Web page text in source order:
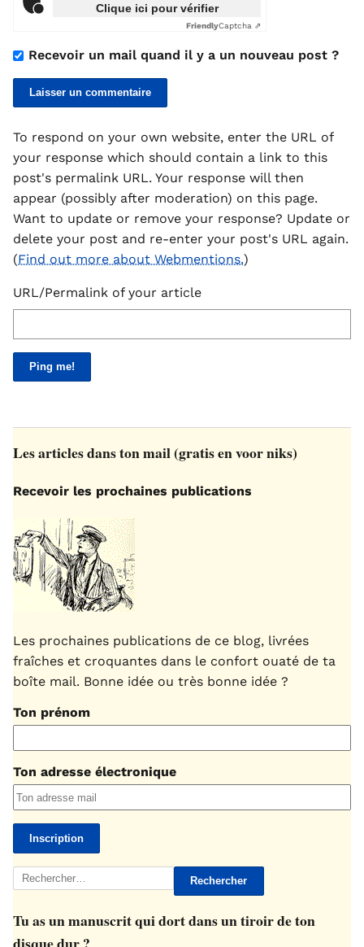
Clique ici pour vérifier
FriendlyCaptcha ⇗
Recevoir un mail quand il y a un nouveau post ?
To respond on your own website, enter the URL of
your response which should contain a link to this
post's permalink URL. Your response will then
appear (possibly after moderation) on this page.
Want to update or remove your response? Update or
delete your post and re-enter your post's URL again.
(Find out more about Webmentions.)
URL/Permalink of your article
Les articles dans ton mail (gratis en voor niks)
Recevoir les prochaines publications
Les prochaines publications de ce blog, livrées
fraîches et croquantes dans le confort ouaté de ta
boîte mail. Bonne idée ou très bonne idée ?
Ton prénom
Ton adresse électronique
Rechercher :
Tu as un manuscrit qui dort dans un tiroir de ton